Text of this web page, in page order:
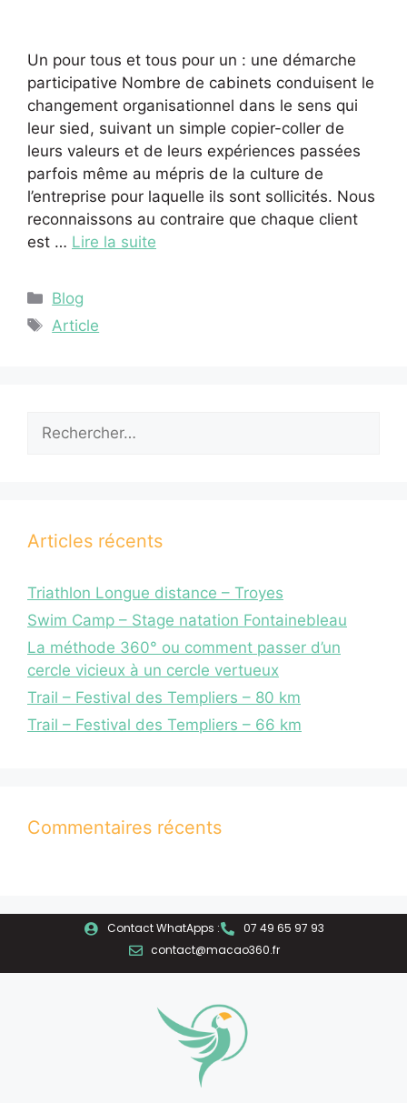
Un pour tous et tous pour un : une démarche
participative Nombre de cabinets conduisent le
changement organisationnel dans le sens qui
leur sied, suivant un simple copier-coller de
leurs valeurs et de leurs expériences passées
parfois même au mépris de la culture de
l’entreprise pour laquelle ils sont sollicités. Nous
reconnaissons au contraire que chaque client
est … Lire la suite
Blog
Article
Articles récents
Triathlon Longue distance – Troyes
Swim Camp – Stage natation Fontainebleau
La méthode 360° ou comment passer d’un
cercle vicieux à un cercle vertueux
Trail – Festival des Templiers – 80 km
Trail – Festival des Templiers – 66 km
Commentaires récents
Contact WhatApps :
07 49 65 97 93
contact@macao360.fr